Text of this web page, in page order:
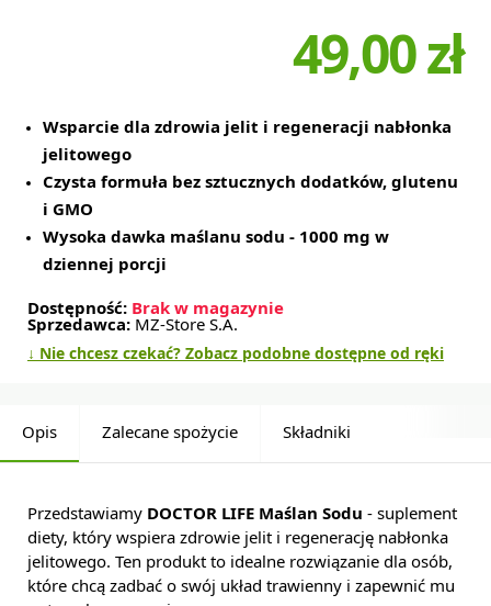
49,00 zł
Wsparcie dla zdrowia jelit i regeneracji nabłonka
jelitowego
Czysta formuła bez sztucznych dodatków, glutenu
i GMO
Wysoka dawka maślanu sodu - 1000 mg w
dziennej porcji
Dostępność: Brak w magazynie
Sprzedawca: MZ-Store S.A.
↓ Nie chcesz czekać? Zobacz podobne dostępne od ręki
Opis Zalecane spożycie Składniki
Przedstawiamy DOCTOR LIFE Maślan Sodu - suplement
diety, który wspiera zdrowie jelit i regenerację nabłonka
jelitowego. Ten produkt to idealne rozwiązanie dla osób,
które chcą zadbać o swój układ trawienny i zapewnić mu